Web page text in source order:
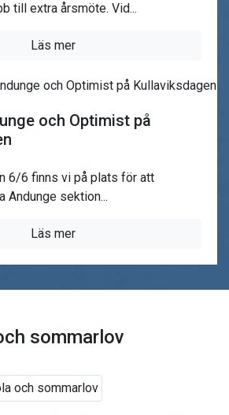
till extra årsmöte. Vid...
Läs mer
och Optimist på
6/6 finns vi på plats för att
Andunge sektion...
Läs mer
sommarlov